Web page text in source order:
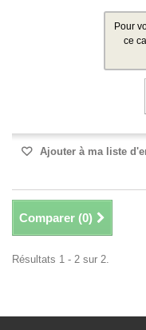
Pour
ce
Ajouter à ma liste
Comparer (0)
Résultats 1 - 2 sur 2.